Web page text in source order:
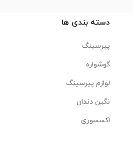
دسته بندی ها
پیرسینگ
گوشواره
لوازم پیرسینگ
نگین دندان
اکسسوری